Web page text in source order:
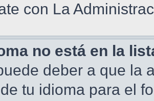
con La
no está en la
deber a que la
tu idioma para el